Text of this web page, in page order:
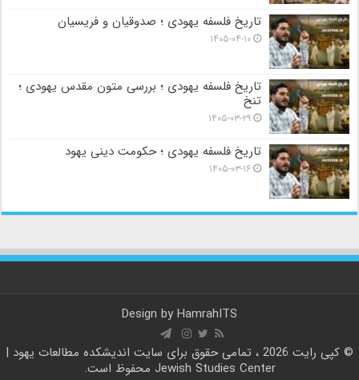
تاریخ فلسفه یهودی ؛ صدوقیان و فریسیان
۱۴۰۵-۰۴-۱۰
تاریخ فلسفه یهودی ؛ بررسی متون مقدس یهودی ؛
تنخ
۱۴۰۵-۰۳-۲۹
تاریخ فلسفه یهودی ؛ حکومت دینی یهود
۱۴۰۵-۰۳-۱۶
Design by HamrahITS
© کپی رایت 2026 ، تمامی حقوق برای سایت
اندیشکده مطالعات یهود |
Jewish Studies Center محفوظ است.